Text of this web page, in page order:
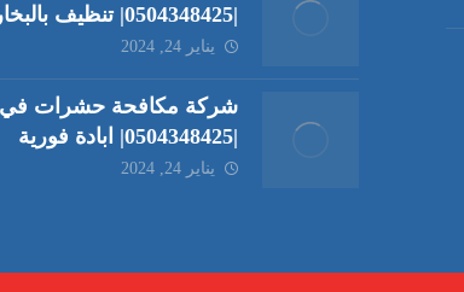
|0504348425| تنظيف بالبخار
يناير 24, 2024
شركة مكافحة حشرات في
|0504348425| ابادة فورية
يناير 24, 2024